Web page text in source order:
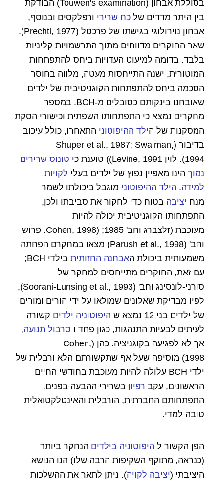
בסוללת אבחון (Touwen's examination) הבודקת
בין היתר מדדים של כח שרירי ורפלקסים ובנוסף,
אבחון נוירולוגי בגישתו של פרכטל (Prechtl, 1977).
שאר החוקרים מדווחים מתוך התרשמויות קליניות
בלבד. בדומה למיעוט העדויות ביחס להתפתחות
המוטורית, ישנה התייחסות מעטה, מלווה בחוסר
הסכמה ביחס להתפתחות הקוגניטיבית של ילדים
שאובחנו בינקותם כסובלים מ-BCH. במספר
מחקרים נמצא כי התפתחותו השפתית וכישורי הסקת
המסקנות של הילד ההיפוטוני התאחרו, כולל עיכוב
בדיבור (Shuper et al., 1987; Swaiman,
1994). לוין Levine, 1991)) טוענת כי
טונוס שרירים
נמוך הינו מאפיין נפוץ של ילדים בעלי לקויות
למידה. הילד ההיפוטוני מוגבל ביכולתו לשמר
מנח יציבה בטוח כדי לחקור את סביבתו ולכן,
התפתחותו הקוגניטיבית יכולה להיות
מעוכבת (זלצברג וחב' 1985; (Cohen, 1998. פרוש
וחב' (Parush et al., 1998) מצאו במחקרם הפחתה
משמעותית ביכולת האבחנה החזותית
בילדי BCH;
עם זאת, החוקרים מתייחסים למחקר של
סורני-לונסינג וחב' (Soorani-Lunsing et al., 1993),
לפיו מבדיקת שאלונים שמולאו על ידי הורים ומורים
של ילדים בני 12 נמצא ש
היפוטוניה ילדים קשורה
לעיתים לבעיות התנהגות, כגון פחד ו סרבול תנועה,
אך לא לפגיעה בקוגניציה. כהן (Cohen,
1998) מוסיפה שעל אף שתקשורתם הלא ורבלית של
ילדי BCH עלולה להיות מעוכבת בחודשי החיים
הראשונים, עקב רפיון בשרירי ההבעה בפנים,
התפתחותם החברתית, הורבלית והאינטלקטואלית
טובה למדי.
הפן הקשור ל היפוטוניה בילדים הנחקר ביותר
(כנראה, מתוקף השקיפות הרבה שלו) הנו הנושא
היציבתי (יציבה לקויה). ניתן לתאר את ההשלכות